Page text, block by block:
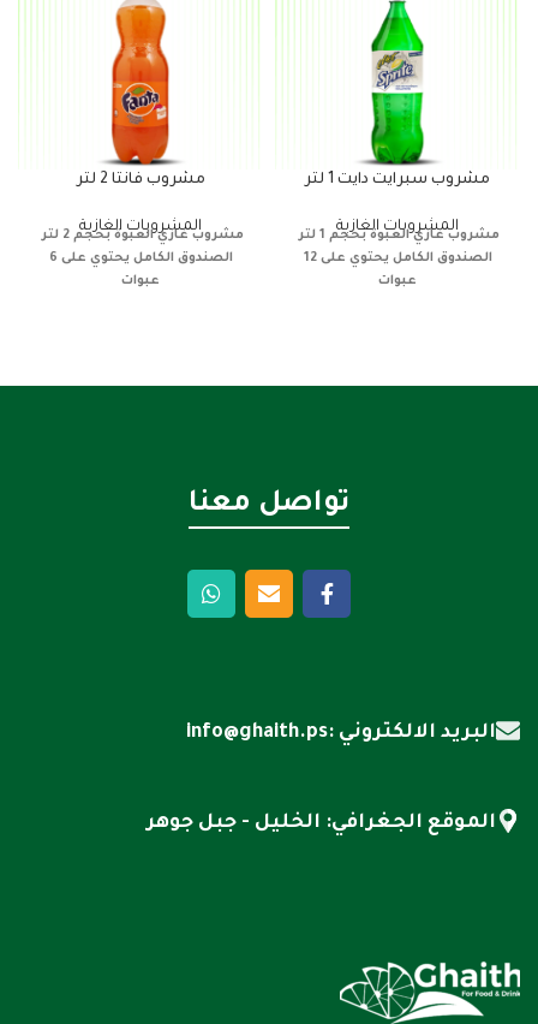
مشروب سبرايت دايت 1 لتر
المشروبات الغازيةمشروب غازي العبوة بحجم 1 لتر
الصندوق الكامل يحتوي على 12
عبوات
مشروب فانتا 2 لتر
المشروبات الغازيةمشروب غازي العبوة بحجم 2 لتر
الصندوق الكامل يحتوي على 6
عبوات
تواصل معنا
البريد الالكتروني :info@ghaith.ps
الموقع الجغرافي: الخليل - جبل جوهر